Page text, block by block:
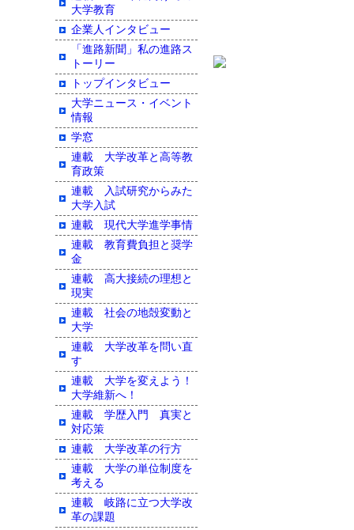
大学教育
企業人インタビュー
「進路新聞」私の進路ス
トーリー
トップインタビュー
大学ニュース・イベント
情報
学窓
連載 大学改革と高等教
育政策
連載 入試研究からみた
大学入試
連載 現代大学進学事情
連載 教育費負担と奨学
金
連載 高大接続の理想と
現実
連載 社会の地殻変動と
大学
連載 大学改革を問い直
す
連載 大学を変えよう！
大学維新へ！
連載 学歴入門 真実と
対応策
連載 大学改革の行方
連載 大学の単位制度を
考える
連載 岐路に立つ大学改
革の課題